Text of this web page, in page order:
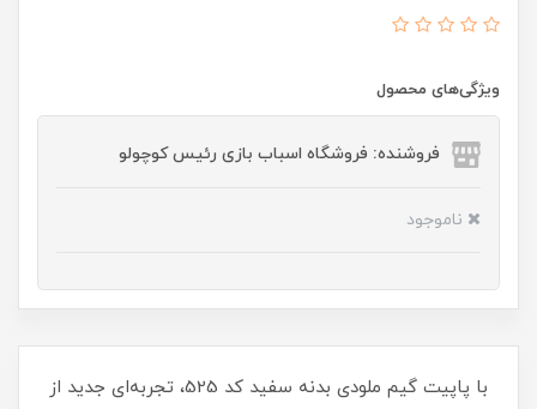
ویژگی‌های محصول
فروشنده: فروشگاه اسباب بازی رئیس کوچولو
ناموجود
با پاپیت گیم ملودی بدنه سفید کد 525، تجربه‌ای جدید از